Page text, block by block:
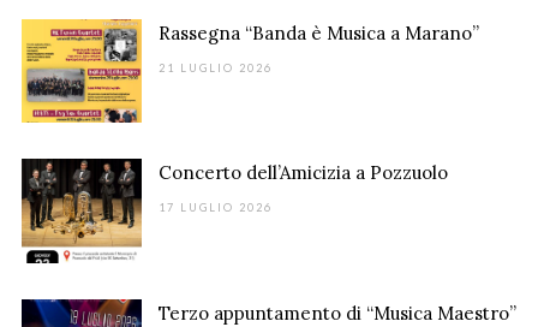
Rassegna “Banda è Musica a Marano”
21 LUGLIO 2026
Concerto dell’Amicizia a Pozzuolo
17 LUGLIO 2026
Terzo appuntamento di “Musica Maestro”